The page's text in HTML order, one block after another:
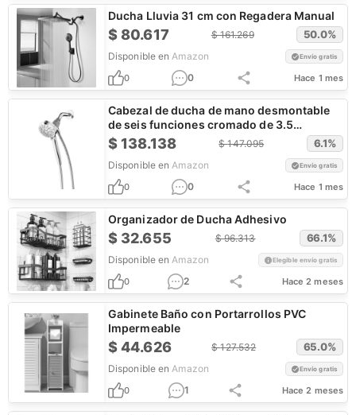
Ducha Lluvia 31 cm con Regadera Manual
$80.617 $161.269 50.0%
Disponible en Amazon Envío gratis
0 0 Hace 1 mes
Cabezal de ducha de mano desmontable
de seis funciones cromado de 3.5
pulgadas
$138.138 $147.095 6.1%
Disponible en Amazon Envío gratis
0 0 Hace 1 mes
Organizador de Ducha Adhesivo
$ 32.655 $96.313 66.1%
Disponible en Amazon Elegible envío gratis
0 2 Hace 2 meses
Gabinete Baño con Portarrollos PVC
Impermeable
$44.626 $127.532 65.0%
Disponible en Amazon Envío gratis
0 1 Hace 2 meses